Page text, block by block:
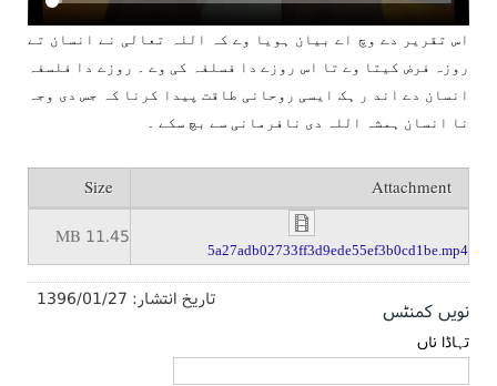
اس تقریر دے وچ اے بیان ہویا وے کہ اللہ تعالی نے انسان تے
روزہ فرض کیتا وے تا اس روزے دا فسلفہ کی وے ۔ روزے دا فلسفہ
انسان دے اند ر ہک ایسی روحانی طاقت پیدا کرنا کہ جس دی وجہ
نا انسان ہمشہ اللہ دی نافرمانی سے بچ سکے ۔
Attachment
Size
5a27adb02733ff3d9ede55ef3b0cd1be.mp4
11.45 MB
تاریخ انتشار: 1396/01/27 نویں کمنٹس
تہاڈا ناں